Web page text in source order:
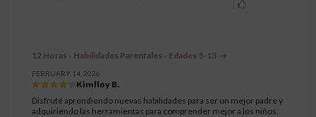
12 Horas - Habilidades Parentales - Edades 5-13
FEBRUARY 14, 2026
Kimlloy B.
Disfruté aprendiendo nuevas habilidades para ser un mejor padre y
adquiriendo las herramientas para comprender mejor a los niños.